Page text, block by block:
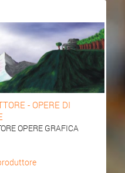
- OPERE DI
OPERE GRAFICA